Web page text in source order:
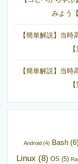
みよう
【簡単解説】当
【簡単解説】当
Android (4) Bash (6)
Linux (8) OS (5)